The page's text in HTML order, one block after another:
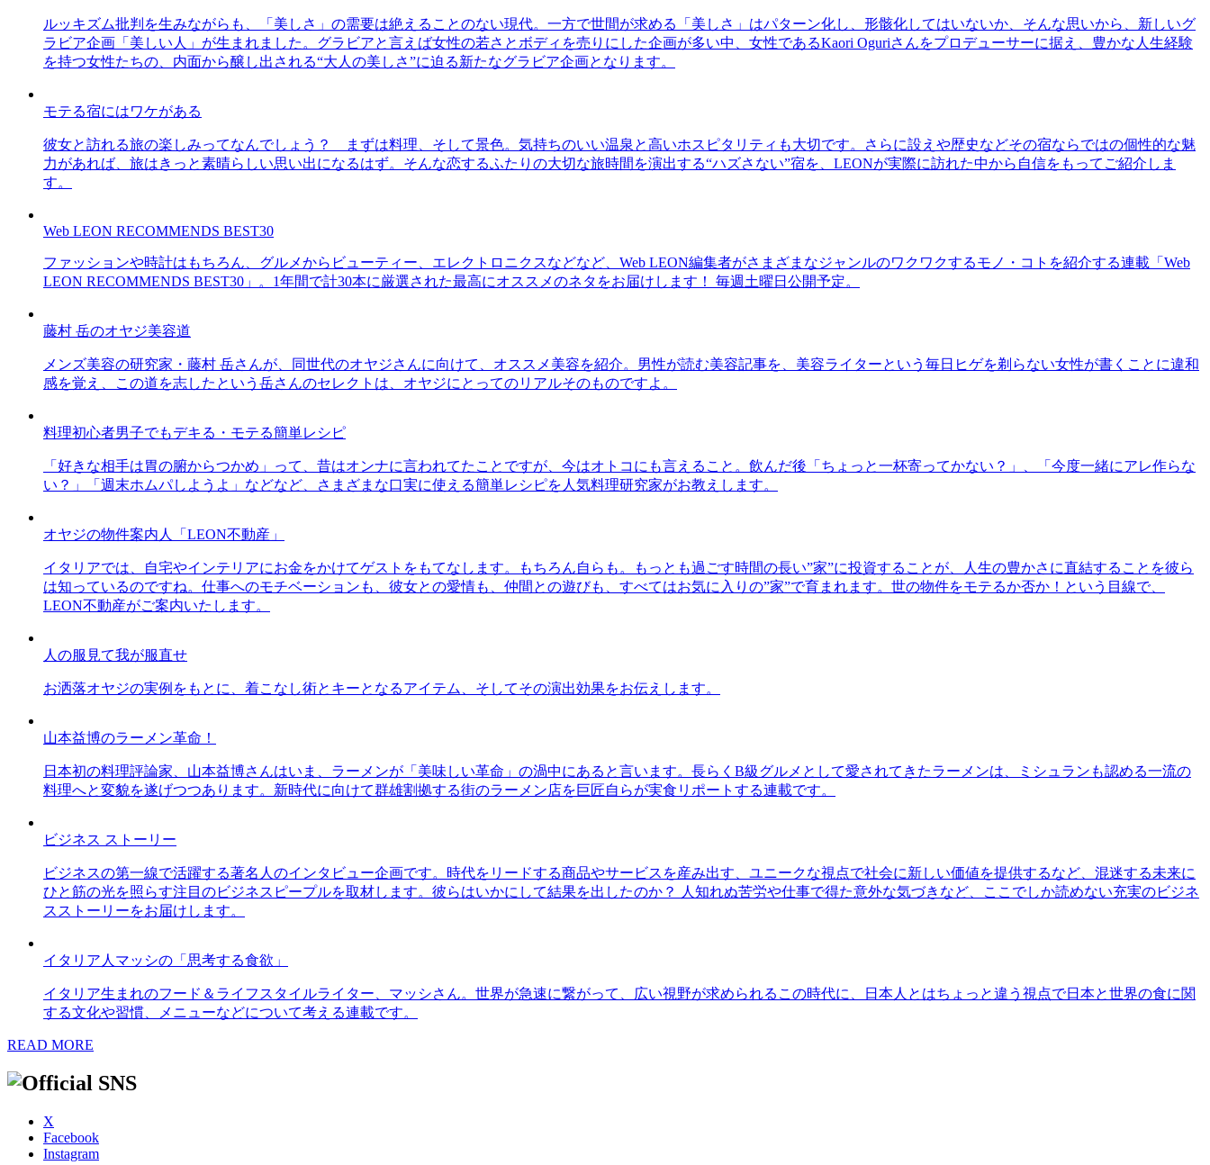
ルッキズム批判を生みながらも、「美しさ」の需要は絶えることのない現代。一方で世間が求める「美しさ」はパターン化し、形骸化してはいないか、そんな思いから、新しいグ
ラビア企画「美しい人」が生まれました。グラビアと言えば女性の若さとボディを売りにした企画が多い中、女性であるKaori Oguriさんをプロデューサーに据え、豊かな人生経験
を持つ女性たちの、内面から醸し出される“大人の美しさ”に迫る新たなグラビア企画となります。
モテる宿にはワケがある
彼女と訪れる旅の楽しみってなんでしょう？ まずは料理、そして景色。気持ちのいい温泉と高いホスピタリティも大切です。さらに設えや歴史などその宿ならではの個性的な魅
力があれば、旅はきっと素晴らしい思い出になるはず。そんな恋するふたりの大切な旅時間を演出する“ハズさない”宿を、LEONが実際に訪れた中から自信をもってご紹介しま
す。
Web LEON RECOMMENDS BEST30
ファッションや時計はもちろん、グルメからビューティー、エレクトロニクスなどなど、Web LEON編集者がさまざまなジャンルのワクワクするモノ・コトを紹介する連載「Web
LEON RECOMMENDS BEST30」。1年間で計30本に厳選された最高にオススメのネタをお届けします！ 毎週土曜日公開予定。
藤村 岳のオヤジ美容道
メンズ美容の研究家・藤村 岳さんが、同世代のオヤジさんに向けて、オススメ美容を紹介。男性が読む美容記事を、美容ライターという毎日ヒゲを剃らない女性が書くことに違和
感を覚え、この道を志したという岳さんのセレクトは、オヤジにとってのリアルそのものですよ。
料理初心者男子でもデキる・モテる簡単レシピ
「好きな相手は胃の腑からつかめ」って、昔はオンナに言われてたことですが、今はオトコにも言えること。飲んだ後「ちょっと一杯寄ってかない？」、「今度一緒にアレ作らな
い？」「週末ホムパしようよ」などなど、さまざまな口実に使える簡単レシピを人気料理研究家がお教えします。
オヤジの物件案内人「LEON不動産」
イタリアでは、自宅やインテリアにお金をかけてゲストをもてなします。もちろん自らも。もっとも過ごす時間の長い”家”に投資することが、人生の豊かさに直結することを彼ら
は知っているのですね。仕事へのモチベーションも、彼女との愛情も、仲間との遊びも、すべてはお気に入りの”家”で育まれます。世の物件をモテるか否か！という目線で、
LEON不動産がご案内いたします。
人の服見て我が服直せ
お洒落オヤジの実例をもとに、着こなし術とキーとなるアイテム、そしてその演出効果をお伝えします。
山本益博のラーメン革命！
日本初の料理評論家、山本益博さんはいま、ラーメンが「美味しい革命」の渦中にあると言います。長らくB級グルメとして愛されてきたラーメンは、ミシュランも認める一流の
料理へと変貌を遂げつつあります。新時代に向けて群雄割拠する街のラーメン店を巨匠自らが実食リポートする連載です。
ビジネス ストーリー
ビジネスの第一線で活躍する著名人のインタビュー企画です。時代をリードする商品やサービスを産み出す、ユニークな視点で社会に新しい価値を提供するなど、混迷する未来に
ひと筋の光を照らす注目のビジネスピープルを取材します。彼らはいかにして結果を出したのか？ 人知れぬ苦労や仕事で得た意外な気づきなど、ここでしか読めない充実のビジネ
スストーリーをお届けします。
イタリア人マッシの「思考する食欲」
イタリア生まれのフード＆ライフスタイルライター、マッシさん。世界が急速に繋がって、広い視野が求められるこの時代に、日本人とはちょっと違う視点で日本と世界の食に関
する文化や習慣、メニューなどについて考える連載です。
READ MORE
X
Facebook
Instagram